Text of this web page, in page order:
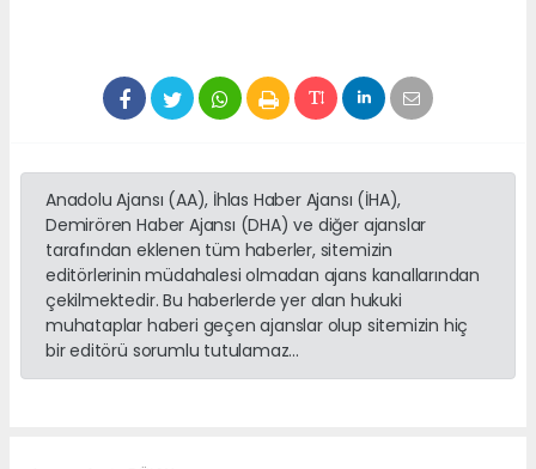
Anadolu Ajansı (AA), İhlas Haber Ajansı (İHA),
Demirören Haber Ajansı (DHA) ve diğer ajanslar
tarafından eklenen tüm haberler, sitemizin
editörlerinin müdahalesi olmadan ajans kanallarından
çekilmektedir. Bu haberlerde yer alan hukuki
muhataplar haberi geçen ajanslar olup sitemizin hiç
bir editörü sorumlu tutulamaz...